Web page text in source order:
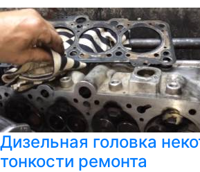
Дизельная головка
тонкости ремонта